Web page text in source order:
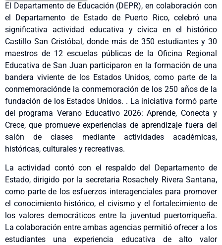
El Departamento de Educación (DEPR), en colaboración con
el Departamento de Estado de Puerto Rico, celebró una
significativa actividad educativa y cívica en el histórico
Castillo San Cristóbal, donde más de 350 estudiantes y 30
maestros de 12 escuelas públicas de la Oficina Regional
Educativa de San Juan participaron en la formación de una
bandera viviente de los Estados Unidos, como parte de la
conmemoraciónde la conmemoración de los 250 años de la
fundación de los Estados Unidos. . La iniciativa formó parte
del programa Verano Educativo 2026: Aprende, Conecta y
Crece, que promueve experiencias de aprendizaje fuera del
salón de clases mediante actividades académicas,
históricas, culturales y recreativas.
La actividad contó con el respaldo del Departamento de
Estado, dirigido por la secretaria Rosachely Rivera Santana,
como parte de los esfuerzos interagenciales para promover
el conocimiento histórico, el civismo y el fortalecimiento de
los valores democráticos entre la juventud puertorriqueña.
La colaboración entre ambas agencias permitió ofrecer a los
estudiantes una experiencia educativa de alto valor